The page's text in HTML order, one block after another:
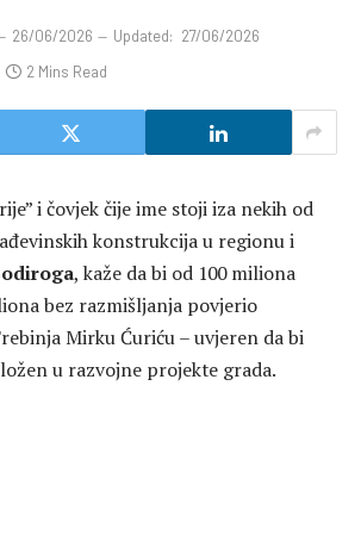
26/06/2026 Updated: 27/06/2026
2 Mins Read
i čovjek čije ime stoji iza nekih od
konstrukcija u regionu i
, kaže da bi od 100 miliona
bez razmišljanja povjerio
Mirku Ćuriću – uvjeren da bi
u razvojne projekte grada.